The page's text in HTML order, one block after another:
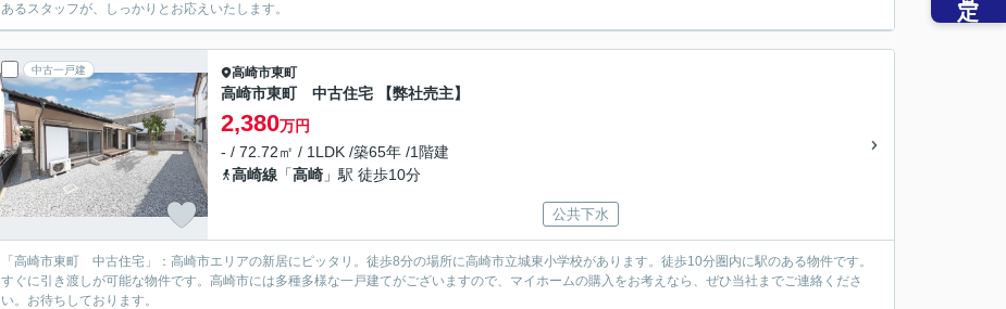
あるスタッフが、しっかりとお応えいたします。
中古一戸建 高崎市東町
高崎市東町 中古住宅 【弊社売主】
2,380万円
- / 72.72㎡ / 1LDK /築65年 /1階建
高崎線 「高崎 」駅 徒歩10分
公共下水
「高崎市東町 中古住宅」：高崎市エリアの新居にピッタリ。徒歩8分の場所に高崎市立城東小学校があります。徒歩10分圏内に駅のある物件です。
すぐに引き渡しが可能な物件です。高崎市には多種多様な一戸建てがございますので、マイホームの購入をお考えなら、ぜひ当社までご連絡くださ
い。お待ちしております。